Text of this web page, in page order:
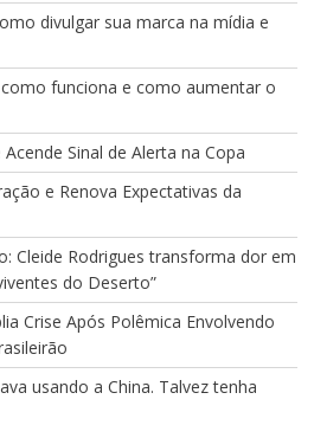
divulgar sua marca na mídia e
funciona e como aumentar o
Sinal de Alerta na Copa
e Renova Expectativas da
Cleide Rodrigues transforma dor em
do Deserto”
Crise Após Polêmica Envolvendo
usando a China. Talvez tenha